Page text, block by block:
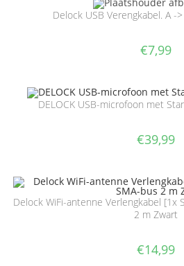
Delock USB Verengkabel. A -
€7,99
DELOCK USB-microfoon met
€39,99
Delock WiFi-antenne Verlengkabel [1x
2 m Zwart
€14,99